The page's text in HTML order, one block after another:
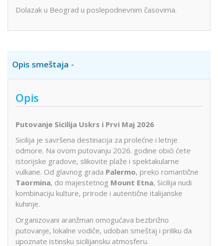
Dolazak u Beograd u poslepodnevnim časovima.
Opis smeštaja
Opis
Putovanje Sicilija Uskrs i Prvi Maj 2026
Sicilija je savršena destinacija za prolećne i letnje
odmore. Na ovom putovanju 2026. godine obići ćete
istorijske gradove, slikovite plaže i spektakularne
vulkane. Od glavnog grada Palermo, preko romantične
Taormina, do majestetnog Mount Etna, Sicilija nudi
kombinaciju kulture, prirode i autentične italijanske
kuhinje.
Organizovani aranžman omogućava bezbrižno
putovanje, lokalne vodiče, udoban smeštaj i priliku da
upoznate istinsku sicilijansku atmosferu.